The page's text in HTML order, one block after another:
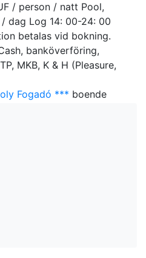
/ person / natt Pool,
dag Log 14: 00-24: 00
betalas vid bokning.
banköverföring,
MKB, K & H (Pleasure,
Fogadó *** boende